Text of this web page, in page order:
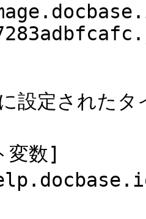
設定された
変数]